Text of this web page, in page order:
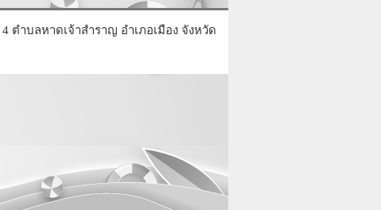
ำบลหาดเจ้าสำราญ อำเภอเมือง จังหวัด